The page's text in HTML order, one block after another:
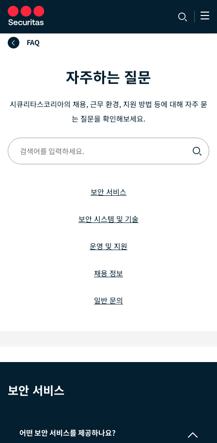
FAQ
자주하는 질문
시큐리타스코리아의 채용, 근무 환경, 지원 방법 등에 대해 자주 묻
는 질문을 확인해보세요.
검
색
보안 서비스
보안 시스템 및 기술
운영 및 지원
채용 정보
일반 문의
보안 서비스
어떤 보안 서비스를 제공하나요?